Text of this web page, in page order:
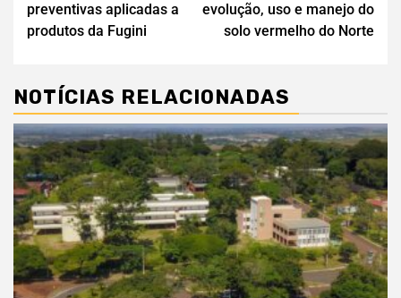
preventivas aplicadas a
produtos da Fugini
evolução, uso e manejo do
solo vermelho do Norte
NOTÍCIAS RELACIONADAS